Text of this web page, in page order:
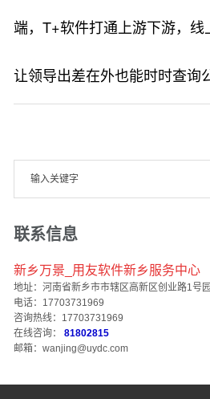
端，T+软件打通上游下游，线
让领导出差在外也能时时查询
联系信息
新乡万景_用友软件新乡服务中心
地址：河南省新乡市市辖区高新区创业路1号
电话：17703731969
咨询热线：17703731969
在线咨询：
81802815
邮箱：wanjing@uydc.com